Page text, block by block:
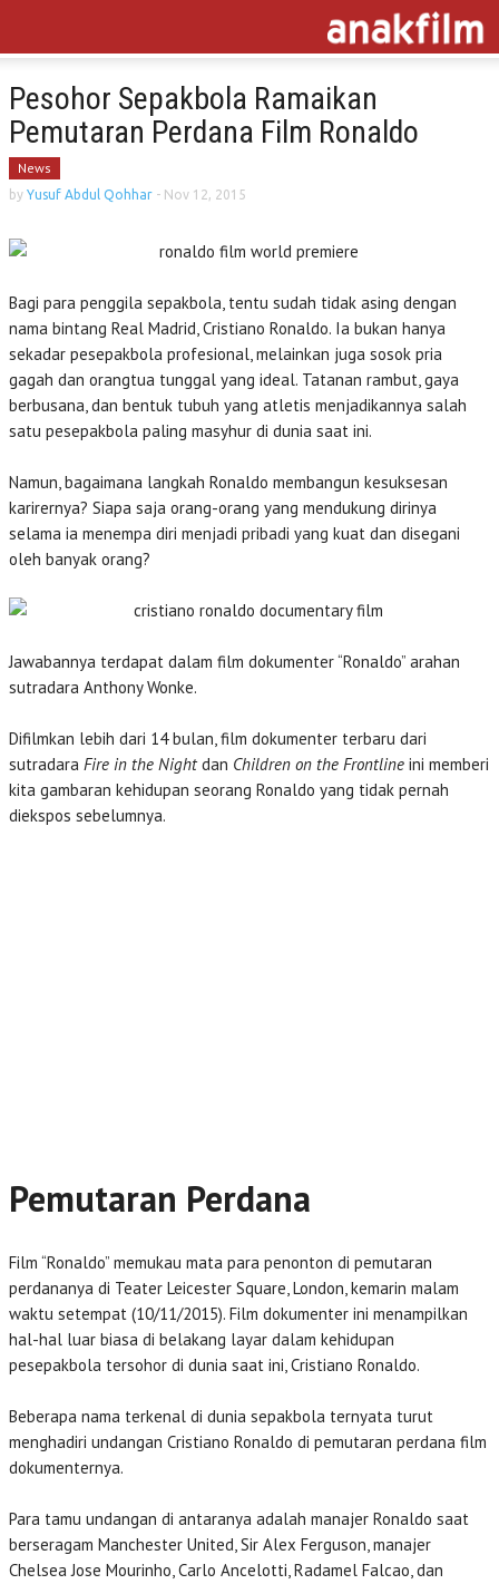
Pesohor Sepakbola Ramaikan
Pemutaran Perdana Film Ronaldo
News
by Yusuf Abdul Qohhar - Nov 12, 2015
Bagi para penggila sepakbola, tentu sudah tidak asing dengan
nama bintang Real Madrid, Cristiano Ronaldo. Ia bukan hanya
sekadar pesepakbola profesional, melainkan juga sosok pria
gagah dan orangtua tunggal yang ideal. Tatanan rambut, gaya
berbusana, dan bentuk tubuh yang atletis menjadikannya salah
satu pesepakbola paling masyhur di dunia saat ini.
Namun, bagaimana langkah Ronaldo membangun kesuksesan
karirernya? Siapa saja orang-orang yang mendukung dirinya
selama ia menempa diri menjadi pribadi yang kuat dan disegani
oleh banyak orang?
Jawabannya terdapat dalam film dokumenter “Ronaldo” arahan
sutradara Anthony Wonke.
Difilmkan lebih dari 14 bulan, film dokumenter terbaru dari
sutradara Fire in the Nightdan Children on the Frontline ini memberi
kita gambaran kehidupan seorang Ronaldo yang tidak pernah
diekspos sebelumnya.
Pemutaran Perdana
Film “Ronaldo” memukau mata para penonton di pemutaran
perdananya di Teater Leicester Square, London, kemarin malam
waktu setempat (10/11/2015). Film dokumenter ini menampilkan
hal-hal luar biasa di belakang layar dalam kehidupan
pesepakbola tersohor di dunia saat ini, Cristiano Ronaldo.
Beberapa nama terkenal di dunia sepakbola ternyata turut
menghadiri undangan Cristiano Ronaldo di pemutaran perdana film
dokumenternya.
Para tamu undangan di antaranya adalah manajer Ronaldo saat
berseragam Manchester United, Sir Alex Ferguson, manajer
Chelsea Jose Mourinho, Carlo Ancelotti, Radamel Falcao, dan